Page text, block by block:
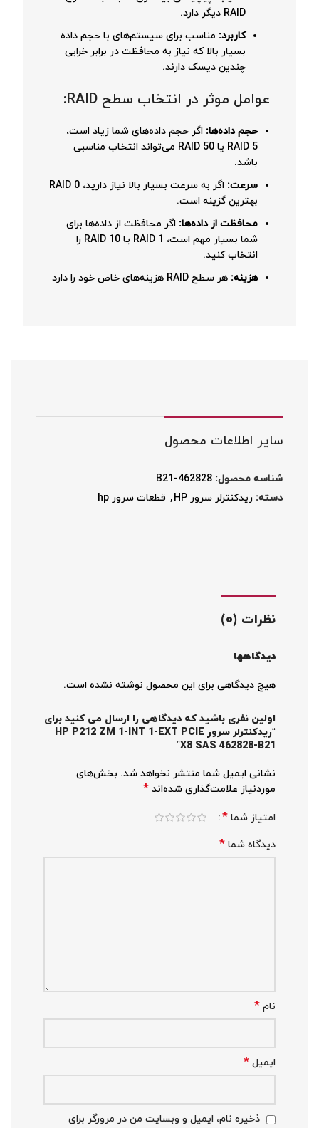
RAID دیگر دارد.
کاربرد: مناسب برای سیستم‌های با حجم داده
بسیار بالا که نیاز به محافظت در برابر خرابی
چندین دیسک دارند.
عوامل موثر در انتخاب سطح RAID:
حجم داده‌ها: اگر حجم داده‌های شما زیاد است،
RAID 5 یا RAID 50 می‌تواند انتخاب مناسبی
باشد.
سرعت:
اگر به سرعت بسیار بالا نیاز دارید، RAID 0
بهترین گزینه است.
محافظت از داده‌ها: اگر محافظت از داده‌ها برای
شما بسیار مهم است، RAID 1 یا RAID 10 را
انتخاب کنید.
هزینه: هر سطح RAID هزینه‌های خاص خود را دارد
سایر اطلاعات محصول
شناسه محصول: 462828-B21
دسته: ریدکنترلر سرور HP , قطعات سرور hp
نظرات (0)
دیدگاهها
هیچ دیدگاهی برای این محصول نوشته نشده است.
اولین نفری باشید که دیدگاهی را ارسال می کنید برای
“ریدکنترلر سرور HP P212 ZM 1-INT 1-EXT PCIE
X8 SAS 462828-B21”
نشانی ایمیل شما منتشر نخواهد شد. بخش‌های
موردنیاز علامت‌گذاری شده‌اند *
امتیاز شما *
دیدگاه شما *
نام *
ایمیل *
ذخیره نام، ایمیل و وبسایت من در مرورگر برای